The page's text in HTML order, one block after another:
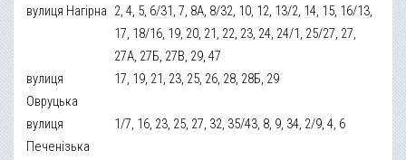
вулиця Нагірна 2, 4, 5, 6/31, 7, 8А, 8/32, 10, 12, 13/2, 14, 15, 16/13,
17, 18/16, 19, 20, 21, 22, 23, 24, 24/1, 25/27, 27,
27А, 27Б, 27В, 29, 47
вулиця
Овруцька
17, 19, 21, 23, 25, 26, 28, 28Б, 29
вулиця
Печенізька
1/7, 16, 23, 25, 27, 32, 35/43, 8, 9, 34, 2/9, 4, 6